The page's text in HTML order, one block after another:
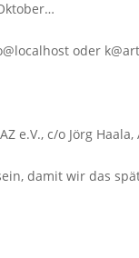
oder
e.V., c/o Jörg
damit wir das